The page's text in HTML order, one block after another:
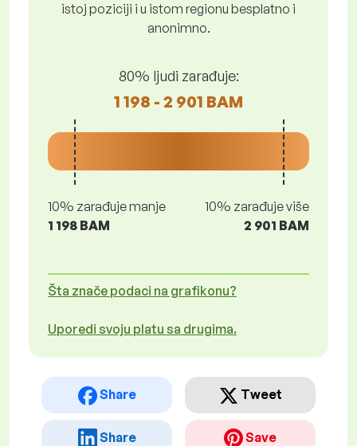
istoj poziciji i u istom regionu besplatno i
anonimno.
80% ljudi zarađuje:
1 198 - 2 901 BAM
10% zarađuje manje
1 198 BAM
10% zarađuje više
2 901 BAM
Šta znače podaci na grafikonu?
Uporedi svoju platu sa drugima.
Share Tweet
Share Save